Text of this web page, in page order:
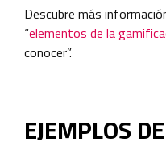
Descubre más
“elementos de la
conocer”.
EJEMPLOS DE